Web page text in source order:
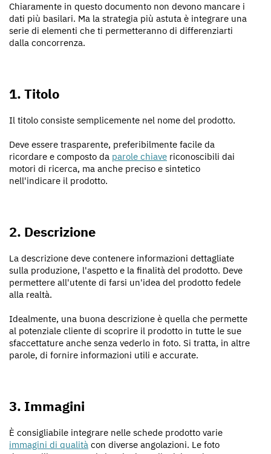
Chiaramente in questo documento non devono mancare i
dati più basilari. Ma la strategia più astuta è integrare una
serie di elementi che ti permetteranno di differenziarti
dalla concorrenza.
1. Titolo
Il titolo consiste semplicemente nel nome del prodotto.
Deve essere trasparente, preferibilmente facile da
ricordare e composto da parole chiave riconoscibili dai
motori di ricerca, ma anche preciso e sintetico
nell'indicare il prodotto.
2. Descrizione
La descrizione deve contenere informazioni dettagliate
sulla produzione, l'aspetto e la finalità del prodotto. Deve
permettere all'utente di farsi un'idea del prodotto fedele
alla realtà.
Idealmente, una buona descrizione è quella che permette
al potenziale cliente di scoprire il prodotto in tutte le sue
sfaccettature anche senza vederlo in foto. Si tratta, in altre
parole, di fornire informazioni utili e accurate.
3. Immagini
È consigliabile integrare nelle schede prodotto varie
immagini di qualità con diverse angolazioni. Le foto